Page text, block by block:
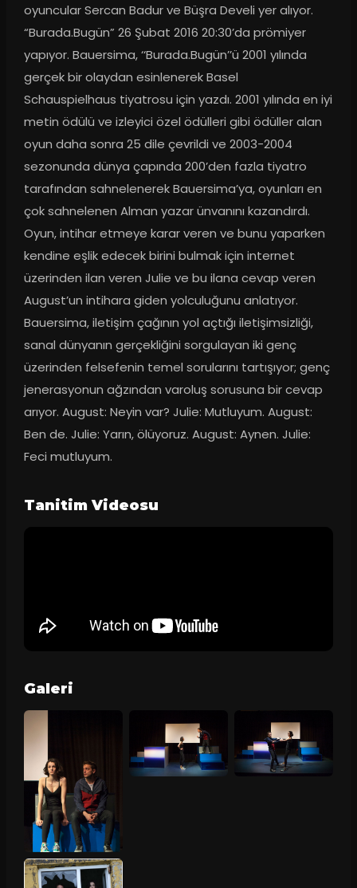
oyuncular Sercan Badur ve Büşra Develi yer alıyor.
“Burada.Bugün” 26 Şubat 2016 20:30’da prömiyer
yapıyor. Bauersima, ‘‘Burada.Bugün’’ü 2001 yılında
gerçek bir olaydan esinlenerek Basel
Schauspielhaus tiyatrosu için yazdı. 2001 yılında en iyi
metin ödülü ve izleyici özel ödülleri gibi ödüller alan
oyun daha sonra 25 dile çevrildi ve 2003-2004
sezonunda dünya çapında 200’den fazla tiyatro
tarafından sahnelenerek Bauersima’ya, oyunları en
çok sahnelenen Alman yazar ünvanını kazandırdı.
Oyun, intihar etmeye karar veren ve bunu yaparken
kendine eşlik edecek birini bulmak için internet
üzerinden ilan veren Julie ve bu ilana cevap veren
August’un intihara giden yolculuğunu anlatıyor.
Bauersima, iletişim çağının yol açtığı iletişimsizliği,
sanal dünyanın gerçekliğini sorgulayan iki genç
üzerinden felsefenin temel sorularını tartışıyor; genç
jenerasyonun ağzından varoluş sorusuna bir cevap
arıyor. August: Neyin var? Julie: Mutluyum. August:
Ben de. Julie: Yarın, ölüyoruz. August: Aynen. Julie:
Feci mutluyum.
Tanitim Videosu
Galeri